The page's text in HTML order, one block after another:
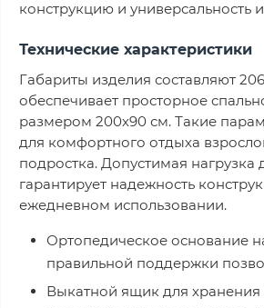
конструкцию и универсальность
Технические характеристики
Габариты изделия составляют
обеспечивает просторное
размером 200х90 см. Такие
для комфортного отдыха
подростка. Допустимая нагрузка
гарантирует надежность
ежедневном использовании.
Ортопедическое основание
правильной поддержки
Выкатной ящик для хранения